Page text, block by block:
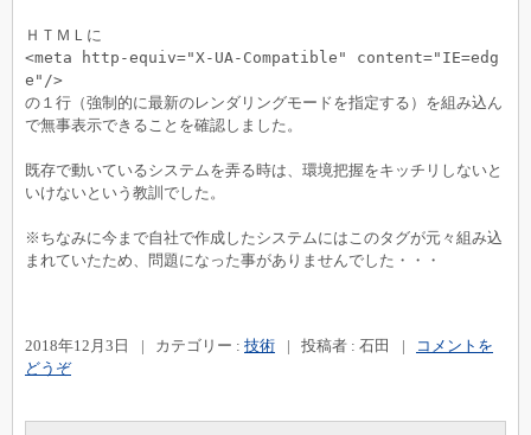
<meta
http-equiv="X-UA-Compatible" content="IE=edg
e"
の１行（強制的に最新のレンダリングモードを指定する）を組み込ん
で無事表示できることを確認しました。
既存で動いているシステムを弄る時は、環境把握をキッチリしないと
いけないという教訓でした。
※ちなみに今まで自社で作成したシステムにはこのタグが元々組み込
まれていたため、問題になった事がありませんでした・・・
2018年12月3日 | カテゴリー : 技術 | 投稿者 : 石田 |
コメントを
どうぞ